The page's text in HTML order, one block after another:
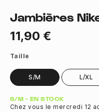
Jambières
11,90 €
Taille
S/M L/XL
Quantité
S/M - EN STOCK
Chez vous le mercredi 12